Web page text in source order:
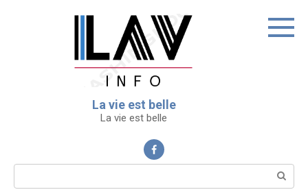
La vie est belle
La vie est belle
Поиск: